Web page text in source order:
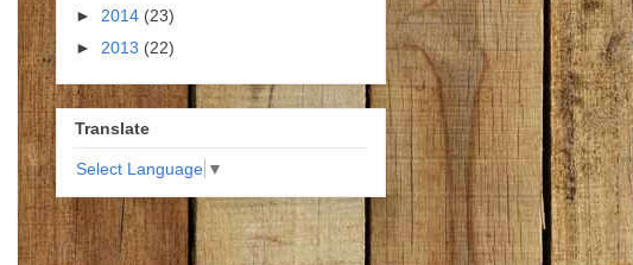
► 2014 (23)
► 2013 (22)
Translate
Select Language ▼